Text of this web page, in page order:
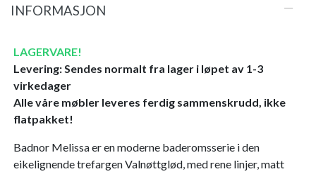
INFORMASJON
LAGERVARE!
Levering: Sendes normalt fra lager i løpet av 1-3
virkedager
Alle våre møbler leveres ferdig sammenskrudd, ikke
flatpakket!
Badnor Melissa er en moderne baderomsserie i den
eikelignende trefargen Valnøttglød, med rene linjer, matt